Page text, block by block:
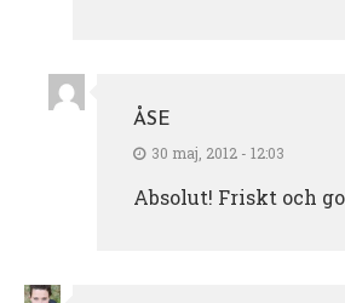
ÅSE
30 maj, 2012 - 12:03
Absolut! Friskt och